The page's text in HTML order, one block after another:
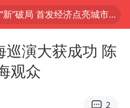
以“新”破局 首发经济点亮城市消费活力
佛得角门将亮相智利俱乐部主场
巡演大获成功 陈
观众
2